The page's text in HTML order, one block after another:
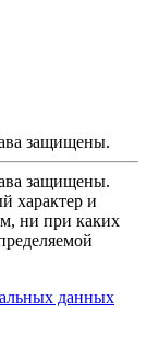
защищены.
защищены.
характер и
ни при каких
данных